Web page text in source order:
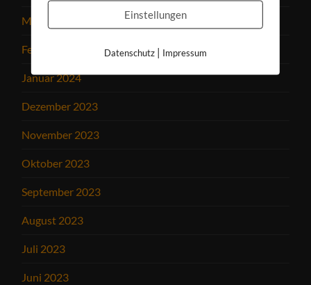
März 2024
Februar 2024
Januar 2024
Dezember 2023
November 2023
Oktober 2023
September 2023
August 2023
Juli 2023
Juni 2023
Einstellungen
Datenschutz| Impressum